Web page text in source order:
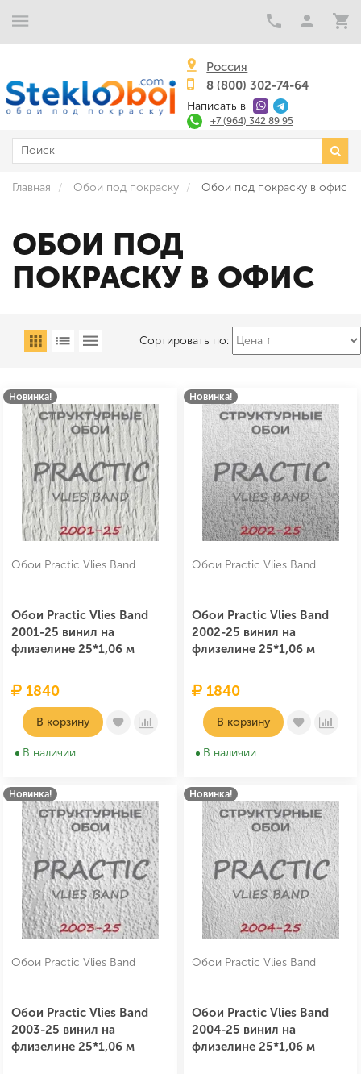
Россия
8 (800) 302-74-64
Написать в
+7 (964) 342 89 95
Главная Обои под покраску Обои под покраску в офис
ОБОИ ПОД
ПОКРАСКУ В ОФИС
Сортировать по:
Новинка!
Обои Practic Vlies Band
Обои Practic Vlies Band
2001-25 винил на
флизелине 25*1,06 м
1840
В корзину
В наличии
Новинка!
Обои Practic Vlies Band
Обои Practic Vlies Band
2002-25 винил на
флизелине 25*1,06 м
1840
В корзину
В наличии
Новинка!
Обои Practic Vlies Band
Обои Practic Vlies Band
2003-25 винил на
флизелине 25*1,06 м
Новинка!
Обои Practic Vlies Band
Обои Practic Vlies Band
2004-25 винил на
флизелине 25*1,06 м